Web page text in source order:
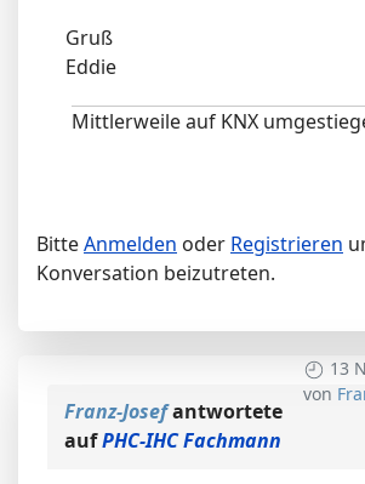
Gruß
Eddie
Mittlerweile auf KNX
BitteAnmelden oder Registrieren
Konversation beizutreten.
13
von
Franz-Josefantwortete
aufPHC-IHC Fachmann